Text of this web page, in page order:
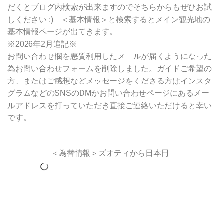
だくとブログ内検索が出来ますのでそちらからもぜひお試
しください :) ＜基本情報＞と検索するとメイン観光地の
基本情報ページが出てきます。
※2026年2月追記※
お問い合わせ欄を悪質利用したメールが届くようになった
為お問い合わせフォームを削除しました。ガイドご希望の
方、またはご感想などメッセージをくださる方はインスタ
グラムなどのSNSのDMかお問い合わせページにあるメー
ルアドレスを打っていただき直接ご連絡いただけると幸い
です。
＜為替情報＞ズオティから日本円